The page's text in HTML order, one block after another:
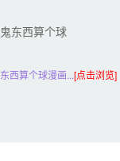
东西算个球
西算个球漫画...[点击浏览]